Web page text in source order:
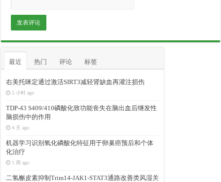
最近 热门 评论 标签
右美托咪定通过激活SIRT3减轻肾缺血再灌注损伤
5 小时 ago
TDP-43 S409/410磷酸化致功能丧失在脑出血后继发性
脑损伤中的作用
4 天 ago
机器学习识别氧化磷酸化特征用于卵巢癌预后和个体
化治疗
1 周 ago
二氢槲皮素抑制Trim14-JAK1-STAT3通路改善类风湿关